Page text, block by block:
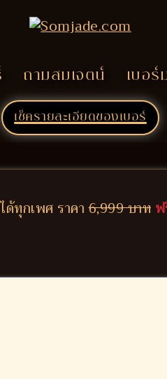
ถามสมเจตน์ เบอ
เช็ครายละเอียดของเบอร์
ด้ทุกเพศ ราคา6,999 บาท